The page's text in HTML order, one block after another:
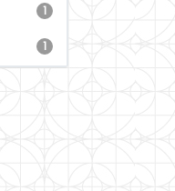
1
1